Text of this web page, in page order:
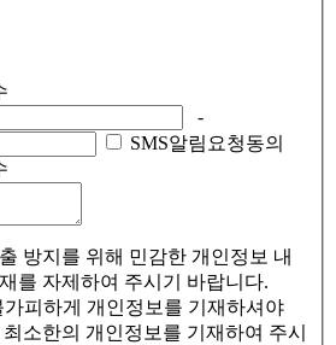
-
SMS알림요청동의
방지를 위해 민감한 개인정보 내
를 자제하여 주시기 바랍니다.
피하게 개인정보를 기재하셔야
소한의 개인정보를 기재하여 주시